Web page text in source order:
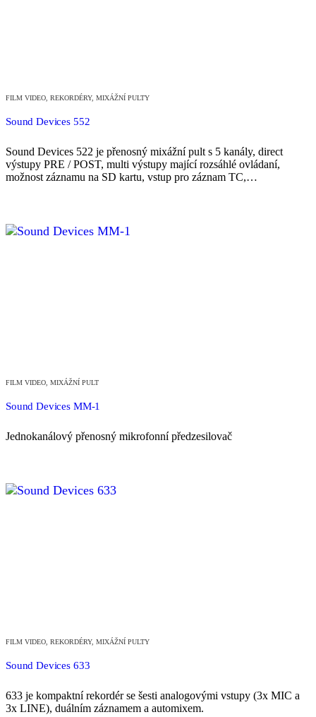
FILM VIDEO, REKORDÉRY, MIXÁŽNÍ PULTY
Sound Devices 552
Sound Devices 522 je přenosný mixážní pult s 5 kanály, direct
výstupy PRE / POST, multi výstupy mající rozsáhlé ovládaní,
možnost záznamu na SD kartu, vstup pro záznam TC,…
FILM VIDEO, MIXÁŽNÍ PULT
Sound Devices MM-1
Jednokanálový přenosný mikrofonní předzesilovač
FILM VIDEO, REKORDÉRY, MIXÁŽNÍ PULTY
Sound Devices 633
633 je kompaktní rekordér se šesti analogovými vstupy (3x MIC a
3x LINE), duálním záznamem a automixem.